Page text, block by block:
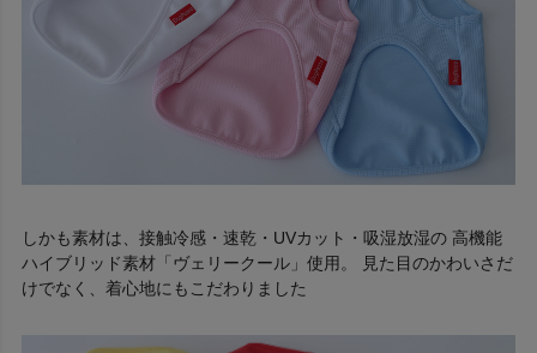
しかも素材は、接触冷感・速乾・UVカット・吸湿放湿の 高機能
ハイブリッド素材「ヴェリークール」使用。 見た目のかわいさだ
けでなく、着心地にもこだわりました